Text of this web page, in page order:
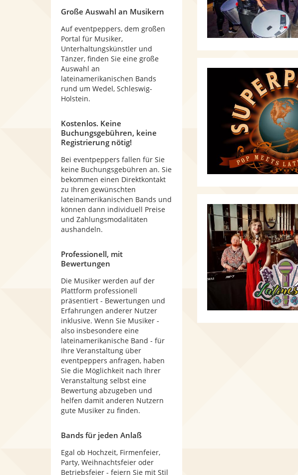
Große Auswahl an Musikern
Auf eventpeppers, dem großen
Portal für Musiker,
Unterhaltungskünstler und
Tänzer, finden Sie eine große
Auswahl an
lateinamerikanischen Bands
rund um Wedel, Schleswig-
Holstein.
Kostenlos. Keine
Buchungsgebühren, keine
Registrierung nötig!
Bei eventpeppers fallen für Sie
keine Buchungsgebühren an. Sie
bekommen einen Direktkontakt
zu Ihren gewünschten
lateinamerikanischen Bands und
können dann individuell Preise
und Zahlungsmodalitäten
aushandeln.
Professionell, mit
Bewertungen
Die Musiker werden auf der
Plattform professionell
präsentiert - Bewertungen und
Erfahrungen anderer Nutzer
inklusive. Wenn Sie Musiker -
also insbesondere eine
lateinamerikanische Band - für
Ihre Veranstaltung über
eventpeppers anfragen, haben
Sie die Möglichkeit nach Ihrer
Veranstaltung selbst eine
Bewertung abzugeben und
helfen damit anderen Nutzern
gute Musiker zu finden.
Bands für jeden Anlaß
Egal ob Hochzeit, Firmenfeier,
Party, Weihnachtsfeier oder
Betriebsfeier - feiern Sie mit Stil